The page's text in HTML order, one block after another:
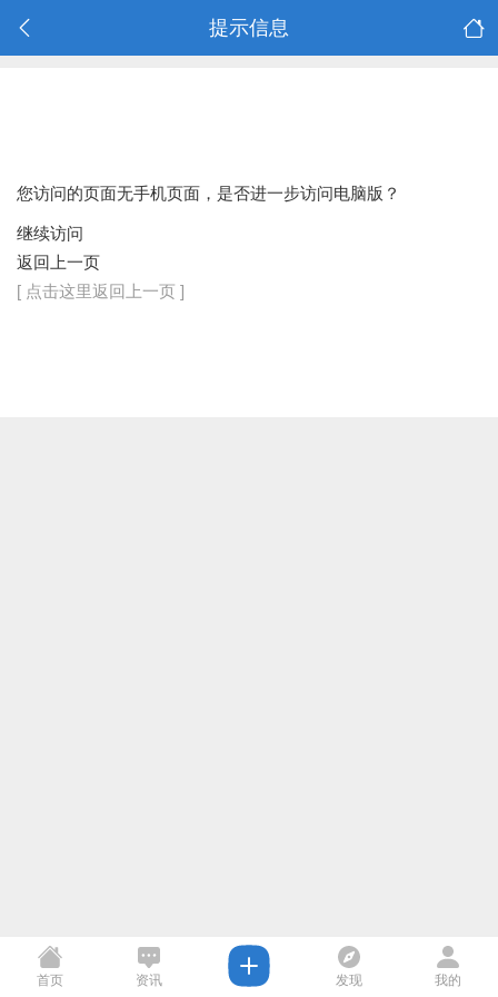
提示信息
您访问的页面无手机页面，是否进一步访问电脑版？
继续访问
返回上一页
[ 点击这里返回上一页 ]
首页 资讯 发现 我的